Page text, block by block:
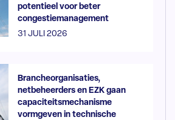
potentieel voor beter
congestiemanagement
31 JULI 2026
Brancheorganisaties,
netbeheerders en EZK gaan
capaciteitsmechanisme
vormgeven in technische